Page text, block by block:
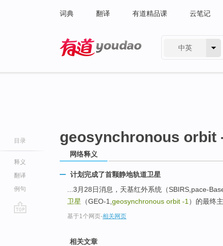
词典 翻译 有道精品课 云笔记
中英
目录
释义
翻译
例句
geosynchronous orbit
网络释义
计划完成了首颗静地轨道卫星
...3月28日消息，天基红外系统（SBIRS,pace-
卫星 （GEO-1, geosynchronous orbit -1 ）的最终
基于1个网页-相关网页
相关文章